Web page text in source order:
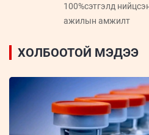
100%сэтгэлд
ажилын амжилт
ХОЛБООТОЙ МЭДЭЭ